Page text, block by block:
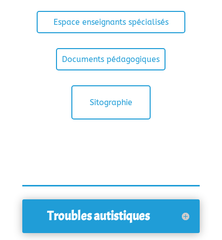
Espace enseignants spécialisés
Documents pédagogiques
Sitographie
Troubles autistiques